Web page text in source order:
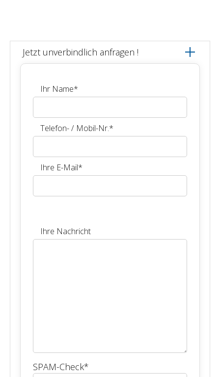
Jetzt unverbindlich anfragen !
Ihr Name*
Telefon- / Mobil-Nr.*
Ihre E-Mail*
Ihre Nachricht
SPAM-Check*